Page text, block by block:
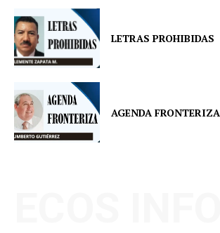
LETRAS PROHIBIDAS
AGENDA FRONTERIZA